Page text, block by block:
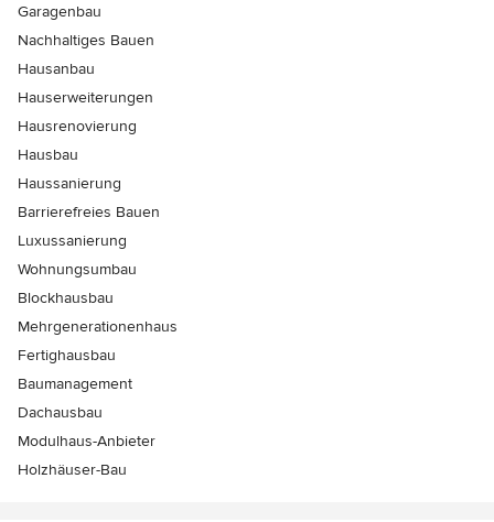
Garagenbau
Nachhaltiges Bauen
Hausanbau
Hauserweiterungen
Hausrenovierung
Hausbau
Haussanierung
Barrierefreies Bauen
Luxussanierung
Wohnungsumbau
Blockhausbau
Mehrgenerationenhaus
Fertighausbau
Baumanagement
Dachausbau
Modulhaus-Anbieter
Holzhäuser-Bau